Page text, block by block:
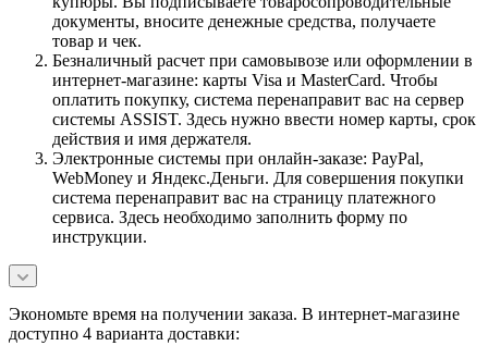
документы, вносите денежные средства, получаете
товар и чек.
Безналичный расчет при самовывозе или оформлении в
интернет-магазине: карты Visa и MasterCard. Чтобы
оплатить покупку, система перенаправит вас на сервер
системы ASSIST. Здесь нужно ввести номер карты, срок
действия и имя держателя.
Электронные системы при онлайн-заказе: PayPal,
WebMoney и Яндекс.Деньги. Для совершения покупки
система перенаправит вас на страницу платежного
сервиса. Здесь необходимо заполнить форму по
инструкции.
Экономьте время на получении заказа. В интернет-магазине
доступно 4 варианта доставки: